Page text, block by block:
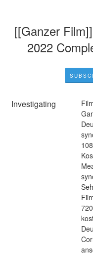
[[Ganzer
2022
Investigating